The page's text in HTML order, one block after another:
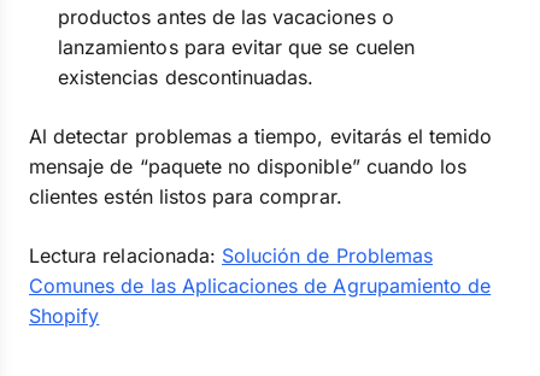
productos antes de las vacaciones o
lanzamientos para evitar que se cuelen
existencias descontinuadas.
Al detectar problemas a tiempo, evitarás el temido
mensaje de “paquete no disponible” cuando los
clientes estén listos para comprar.
Lectura relacionada: Solución de Problemas
Comunes de las Aplicaciones de Agrupamiento de
Shopify